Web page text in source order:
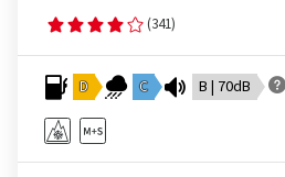
(341)
D C B | 70dB